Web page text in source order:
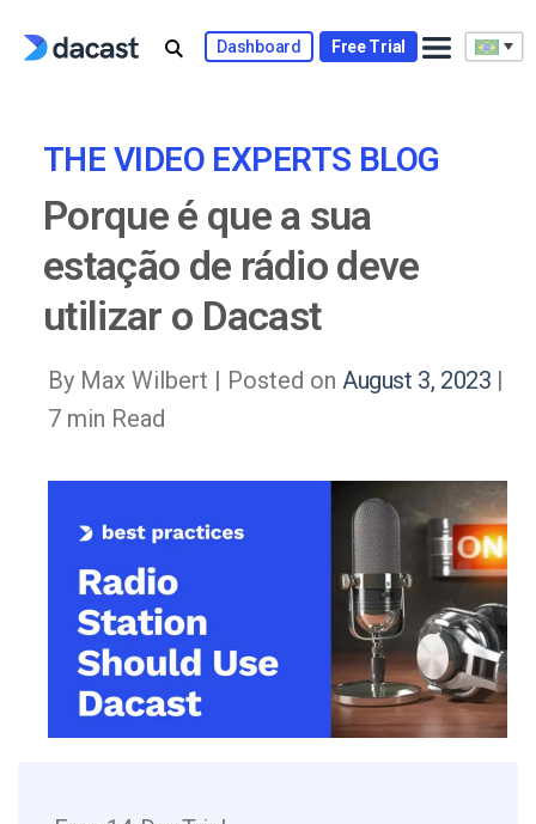
Dashboard Free Trial
THE VIDEO EXPERTS BLOG
Porque é que a sua
estação de rádio deve
utilizar o Dacast
By Max Wilbert | Posted on August 3, 2023 |
7 min Read